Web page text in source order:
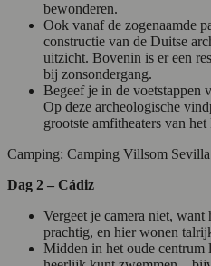
bewonderen.
Ook vanaf de zogenaamde
constructie van de Duitse
uitzicht. Bovenin is er een
bij zonsondergang.
Begeef je in de voetstappen
Op deze archeologische
grootste amfitheaters van
Camping: Camping Villsom Sevilla
Dag 2 – Cádiz
Vergeet je camera niet,
prachtig, en hier wonen
Midden in het oude centrum